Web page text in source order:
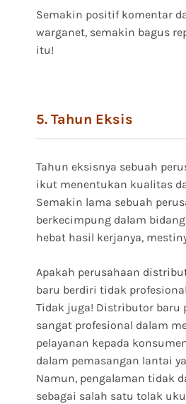
Semakin positif komentar
warganet, semakin bagus
itu!
5. Tahun Eksis
Tahun eksisnya sebuah
ikut menentukan kualitas
Semakin lama sebuah
berkecimpung dalam
hebat hasil kerjanya,
Apakah perusahaan
baru berdiri tidak
Tidak juga! Distributor baru
sangat profesional dalam
pelayanan kepada
dalam pemasangan lantai
Namun, pengalaman tidak
sebagai salah satu tolak